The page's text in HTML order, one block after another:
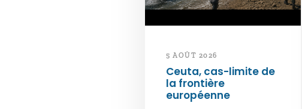
5 AOÛT 2026
Ceuta, cas-limite de
la frontière
européenne